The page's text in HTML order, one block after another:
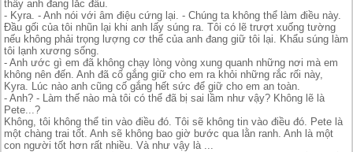
thấy anh đang lắc đầu.
- Kyra. - Anh nói với âm điệu cứng lại. - Chúng ta không thể làm điều này.
Đầu gối của tôi nhũn lại khi anh lấy súng ra. Tôi có lẽ trượt xuống tường
nếu không phải trọng lượng cơ thể của anh đang giữ tôi lại. Khẩu súng làm
tôi lạnh xương sống.
- Anh ước gì em đã không chạy lòng vòng xung quanh những nơi mà em
không nên đến. Anh đã cố gắng giữ cho em ra khỏi những rắc rối này,
Kyra. Lúc nào anh cũng cố gắng hết sức để giữ cho em an toàn.
- Anh? - Làm thế nào mà tôi có thể đã bị sai lầm như vậy? Không lẽ là
Pete...?
Không, tôi không thể tin vào điều đó. Tôi sẽ không tin vào điều đó. Pete là
một chàng trai tốt. Anh sẽ không bao giờ bước qua lằn ranh. Anh là một
con người tốt hơn rất nhiều. Và như vậy là ...